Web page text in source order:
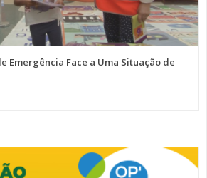
Emergência Face a Uma Situação de